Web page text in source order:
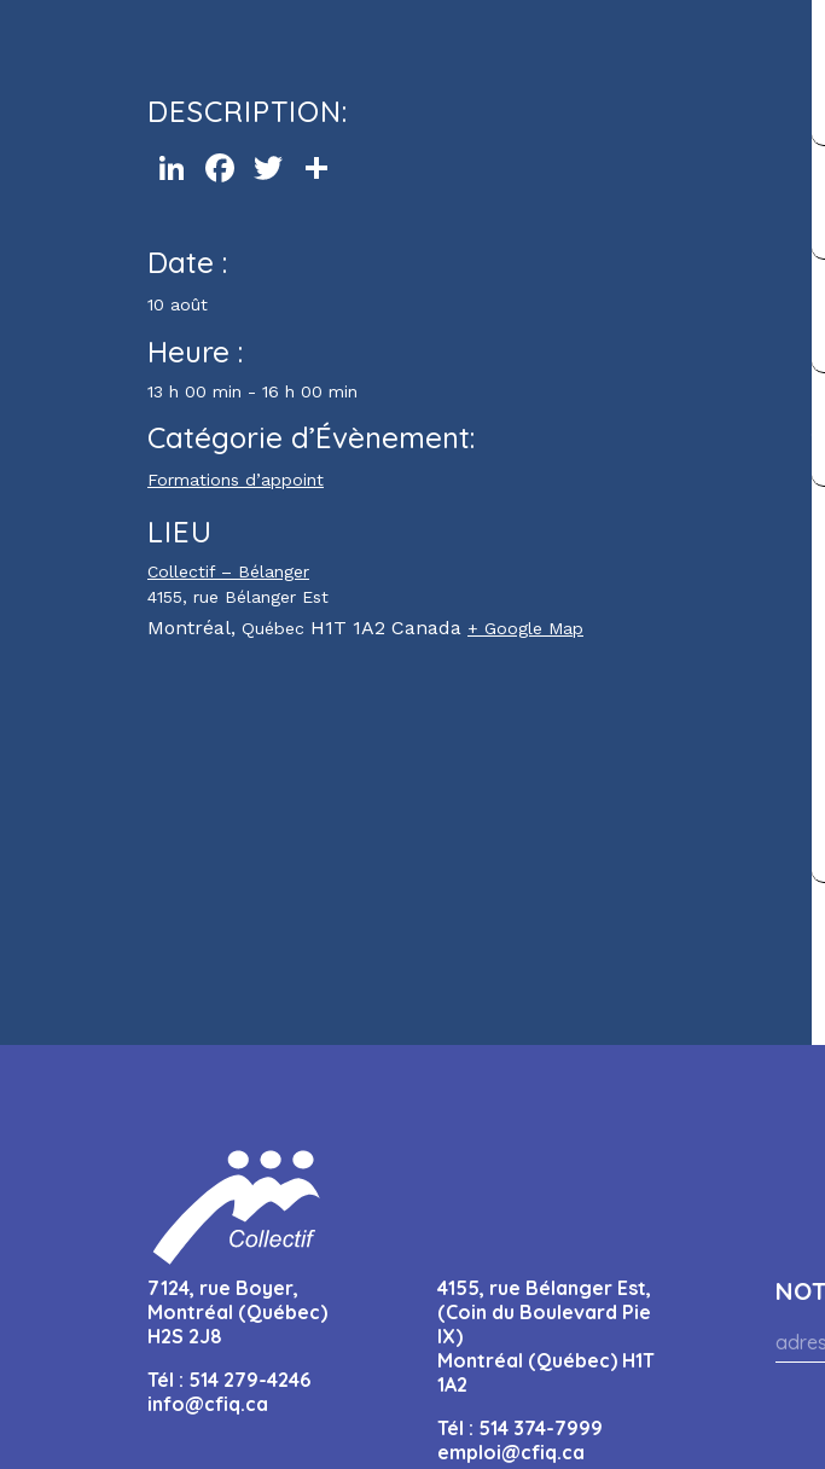
DESCRIPTION:
LinkedInFacebookTwitter
Date :
10 août
Heure :
13 h 00 min - 16 h 00 min
Catégorie d’Évènement:
Formations d’appoint
LIEU
Collectif – Bélanger
4155, rue Bélanger Est
Montréal, Québec H1T 1A2 Canada + Google Map
7124, rue Boyer,
Montréal (Québec)
H2S 2J8
Tél : 514 279-4246
info@cfiq.ca
4155, rue Bélanger Est,
(Coin du Boulevard Pie
IX)
Montréal (Québec) H1T
1A2
Tél : 514 374-7999
emploi@cfiq.ca